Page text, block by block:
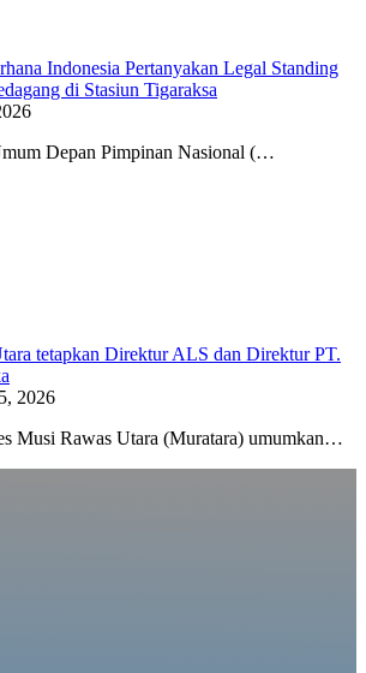
Indonesia Pertanyakan Legal Standing
di Stasiun Tigaraksa
Depan Pimpinan Nasional (…
tetapkan Direktur ALS dan Direktur PT.
2026
Musi Rawas Utara (Muratara) umumkan…